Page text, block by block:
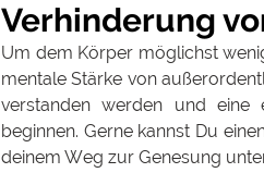
Verhinderung
Um dem Körper möglichst
mentale Stärke von
verstanden werden und eine
beginnen. Gerne kannst Du
deinem Weg zur Genesung